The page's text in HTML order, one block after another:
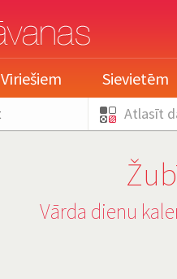
Vīriešiem Sievietēm
Atlasīt
Vārda dienu